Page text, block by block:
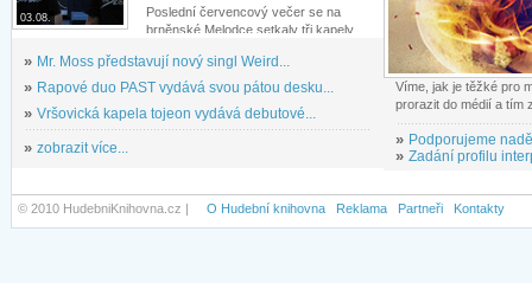
03.08.
Poslední červencový večer se na
brněnské Melodce setkaly tři kapely...
» Mr. Moss představují nový singl Weird...
» Rapové duo PAST vydává svou pátou desku...
» Vršovická kapela tojeon vydává debutové...
» zobrazit více...
Víme, jak je těžké pro
prorazit do médií a tím
» Podporujeme
» Zadání profilu
© 2010 HudebniKnihovna.cz | O Hudební knihovna Reklama Partneři Kontakty